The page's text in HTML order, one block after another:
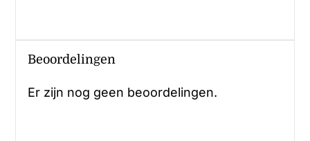
Beoordelingen
Er zijn nog geen beoordelingen.